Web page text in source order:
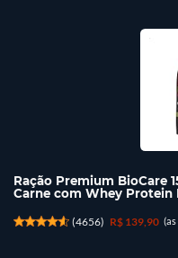
Ração Premium BioCare
Carne com Whey Protein
(4656) R$ 139,90